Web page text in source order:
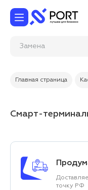
Главная страница
Смарт-
точку РФ